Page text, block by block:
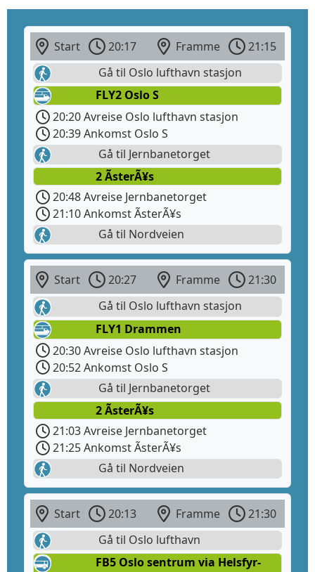
Start 20:17 Framme
21:15
Gå til Oslo lufthavn stasjon
FLY2 Oslo S
20:20 Avreise Oslo lufthavn stasjon
20:39 Ankomst Oslo S
Gå til Jernbanetorget
2 ÃsterÃ¥s
20:48 Avreise Jernbanetorget
21:10 Ankomst ÃsterÃ¥s
Gå til Nordveien
Start 20:27 Framme
21:30
Gå til Oslo lufthavn stasjon
FLY1 Drammen
20:30 Avreise Oslo lufthavn stasjon
20:52 Ankomst Oslo S
Gå til Jernbanetorget
2 ÃsterÃ¥s
21:03 Avreise Jernbanetorget
21:25 Ankomst ÃsterÃ¥s
Gå til Nordveien
Start 20:13 Framme
21:30
Gå til Oslo lufthavn
FB5 Oslo sentrum via Helsfyr-